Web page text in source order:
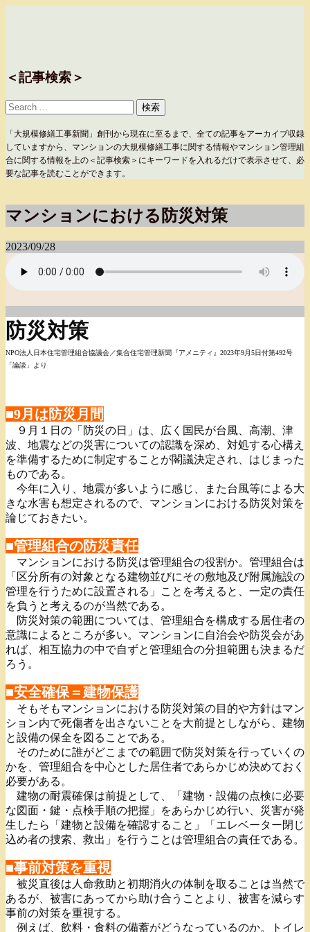
＜記事検索＞
「大規模修繕工事新聞」創刊から現在に至るまで、全ての記事をアーカイブ収録
していますから、マンションの大規模修繕工事に関する情報やマンション管理組
合に関する情報を上の＜記事検索＞にキーワードを入れるだけで表示させて、必
要な記事を読むことができます。
マンションにおける防災対策
2023/09/28
防災対策
NPO法人日本住宅管理組合協議会／集合住宅管理新聞『アメニティ』2023年9月5日付第492号
「論談」より
■9月は防災月間
９月１日の「防災の日」は、広く国民が台風、高潮、津
波、地震などの災害についての認識を深め、対処する心構え
を準備するために制定することが閣議決定され、はじまった
ものである。
今年に入り、地震が多いように感じ、また台風等による大
きな水害も想定されるので、マンションにおける防災対策を
論じておきたい。
■管理組合の防災責任
マンションにおける防災は管理組合の役割か。管理組合は
「区分所有の対象となる建物並びにその敷地及び附属施設の
管理を行うために設置される」ことを考えると、一定の責任
を負うと考えるのが当然である。
防災対策の範囲については、管理組合を構成する居住者の
意識によるところが多い。マンションに自治会や防災会があ
れば、相互協力の中で自ずと管理組合の分担範囲も決まるだ
ろう。
■安全確保＝建物保護
そもそもマンションにおける防災対策の目的や方針はマン
ション内で死傷者を出さないことを大前提としながら、建物
と設備の保全を図ることである。
そのために誰がどこまでの範囲で防災対策を行っていくの
かを、管理組合を中心とした居住者であらかじめ決めておく
必要がある。
建物の耐震確保は前提として、「建物・設備の点検に必要
な図面・鍵・点検手順の把握」をあらかじめ行い、災害が発
生したら「建物と設備を確認すること」「エレベーター閉じ
込め者の捜索、救出」を行うことは管理組合の責任である。
■事前対策を重視
被災直後は人命救助と初期消火の体制を取ることは当然で
あるが、被害にあってから助け合うことより、被害を減らす
事前の対策を重視する。
例えば、飲料・食料の備蓄がどうなっているのか。トイレ